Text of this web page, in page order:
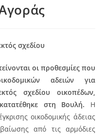
σχεδίου
οι προθεσμίες που
αδειών για
σχεδίου οικοπέδων,
στη Βουλή. Η
οικοδομικής άδειας
από τις αρμόδιες